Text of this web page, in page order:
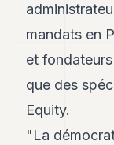
DE
VIVRE
ARTS
ASSURANCE
mandats en
et
que des
Equity.
"La